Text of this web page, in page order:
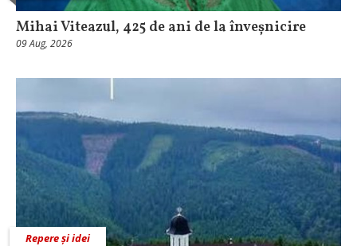
Mihai Viteazul, 425 de ani de la înveșnicire
09 Aug, 2026
Repere și idei